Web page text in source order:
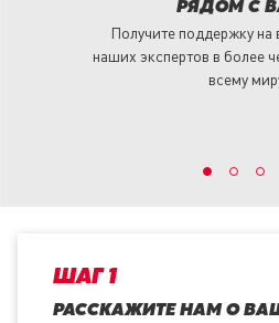
РЯДОМ С
Получите поддержку
наших экспертов в более
всему
ШАГ 1
РАССКАЖИТЕ НАМ О